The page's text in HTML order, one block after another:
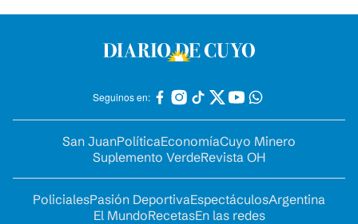
Seguinos en:
San JuanPolíticaEconomíaCuyo Minero
Suplemento VerdeRevista OH
PolicialesPasión DeportivaEspectáculosArgentina
El MundoRecetasEn las redes